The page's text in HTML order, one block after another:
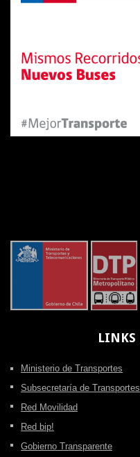
LINKS
Ministerio de Transportes
Subsecretaría de Transportes
Red Movilidad
Red bip!
Gobierno Transparente